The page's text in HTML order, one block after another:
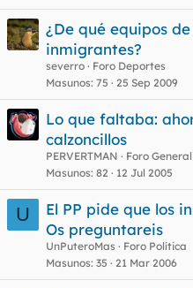
¿De qué equipos
inmigrantes?
severro
Foro Deportes
Masunos 75 25 Sep 2009
Lo que faltaba:
calzoncillos
PERVERTMAN
Foro General
Masunos 82 12 Jul 2005
U
El PP pide que los
Os preguntareis
UnPuteroMas
Foro Política
Masunos 35 21 Mar 2006